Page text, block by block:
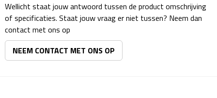
Reisstekkers
Reissetjes
Paspoorthouders
Wellicht staat jouw antwoord tussen de product omschrijving
of specificaties. Staat jouw vraag er niet tussen? Neem dan
contact met ons op
NEEM CONTACT MET ONS OP